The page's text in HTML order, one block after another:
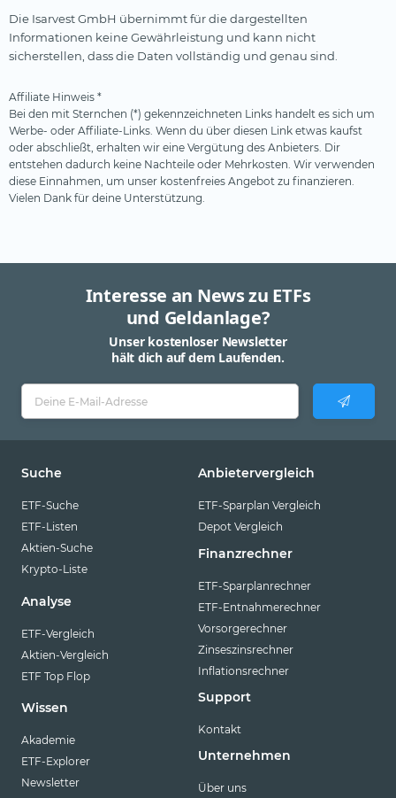
Die Isarvest GmbH übernimmt für die dargestellten
Informationen keine Gewährleistung und kann nicht
sicherstellen, dass die Daten vollständig und genau sind.
Affiliate Hinweis *
Bei den mit Sternchen (*) gekennzeichneten Links handelt es sich um
Werbe- oder Affiliate-Links. Wenn du über diesen Link etwas kaufst
oder abschließt, erhalten wir eine Vergütung des Anbieters. Dir
entstehen dadurch keine Nachteile oder Mehrkosten. Wir verwenden
diese Einnahmen, um unser kostenfreies Angebot zu finanzieren.
Vielen Dank für deine Unterstützung.
Interesse an News zu ETFs
und Geldanlage?
Unser kostenloser Newsletter
hält dich auf dem Laufenden.
Suche
ETF-Suche
ETF-Listen
Aktien-Suche
Krypto-Liste
Analyse
ETF-Vergleich
Aktien-Vergleich
ETF Top Flop
Wissen
Akademie
ETF-Explorer
Newsletter
Anbietervergleich
ETF-Sparplan Vergleich
Depot Vergleich
Finanzrechner
ETF-Sparplanrechner
ETF-Entnahmerechner
Vorsorgerechner
Zinseszinsrechner
Inflationsrechner
Support
Kontakt
Unternehmen
Über uns